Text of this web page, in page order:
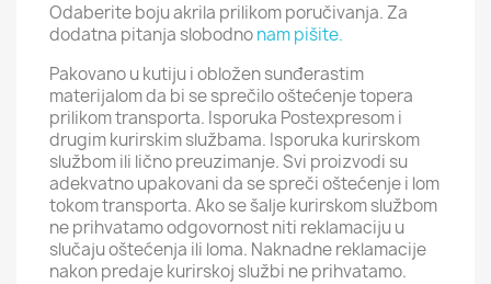
Odaberite boju akrila prilikom poručivanja. Za
dodatna pitanja slobodnonam pišite.
Pakovano u kutiju i obložen sunđerastim
materijalom da bi se sprečilo oštećenje topera
prilikom transporta. Isporuka Postexpresom i
drugim kurirskim službama. Isporuka kurirskom
službom ili lično preuzimanje. Svi proizvodi su
adekvatno upakovani da se spreči oštećenje i lom
tokom transporta. Ako se šalje kurirskom službom
ne prihvatamo odgovornost niti reklamaciju u
slučaju oštećenja ili loma. Naknadne reklamacije
nakon predaje kurirskoj službi ne prihvatamo.